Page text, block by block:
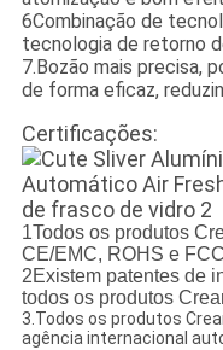
6Combinação de
tecnologia de retorno
7.Bozão mais precisa,
de forma eficaz,
Certificações:
1Todos os produtos
CE/EMC, ROHS e
2Existem patentes de
todos os produtos
3.Todos os produtos
agência internacional